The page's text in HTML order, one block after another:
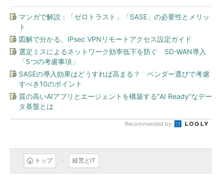
マンガで解説：「ゼロトラスト」「SASE」の必要性とメリッ
ト
図解で分かる、IPsec VPNリモートアクセス設定ガイド
選定ミスによるネットワーク効率低下を防ぐ SD-WAN導入
「5つの考慮事項」
SASEの導入効果はどうすれば高まる？ ベンダー選びで考慮
すべき10のポイント
質の高いAIアプリとエージェントを構築する“AI Ready”なデー
タ基盤とは
Recommended by
トップ 経営とIT